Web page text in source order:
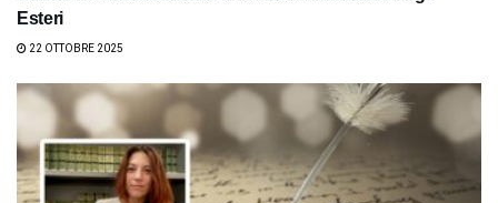
Esteri
22 OTTOBRE 2025